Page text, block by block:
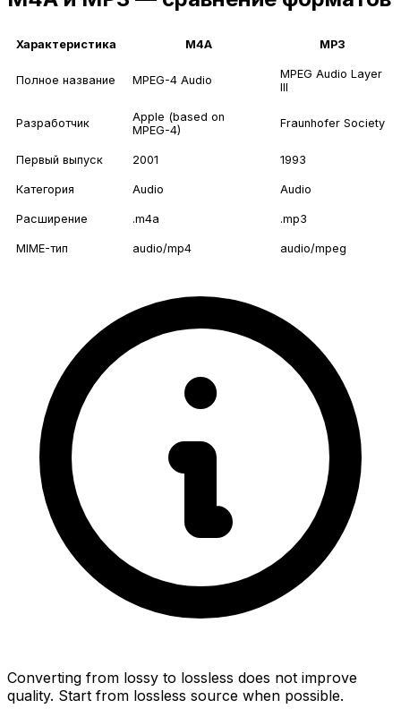
Характеристика M4A MP3
Полное название MPEG-4 Audio
MPEG Audio Layer
III
Разработчик
Apple (based on
MPEG-4)
Fraunhofer Society
Первый выпуск 2001 1993
Категория Audio Audio
Расширение .m4a .mp3
MIME-тип audio/mp4 audio/mpeg
Converting from lossy to lossless does not improve
quality. Start from lossless source when possible.